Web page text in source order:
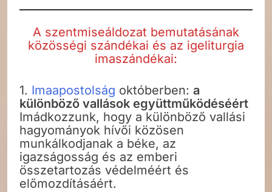
A szentmiseáldozat bemutatásának
közösségi szándékai és az igeliturgia
imaszándékai:
1. Imaapostolság októberben: a
különböző vallások együttműködéséért
Imádkozzunk, hogy a különböző vallási
hagyományok hívői közösen
munkálkodjanak a béke, az
igazságosság és az emberi
összetartozás védelméért és
előmozdításáért.